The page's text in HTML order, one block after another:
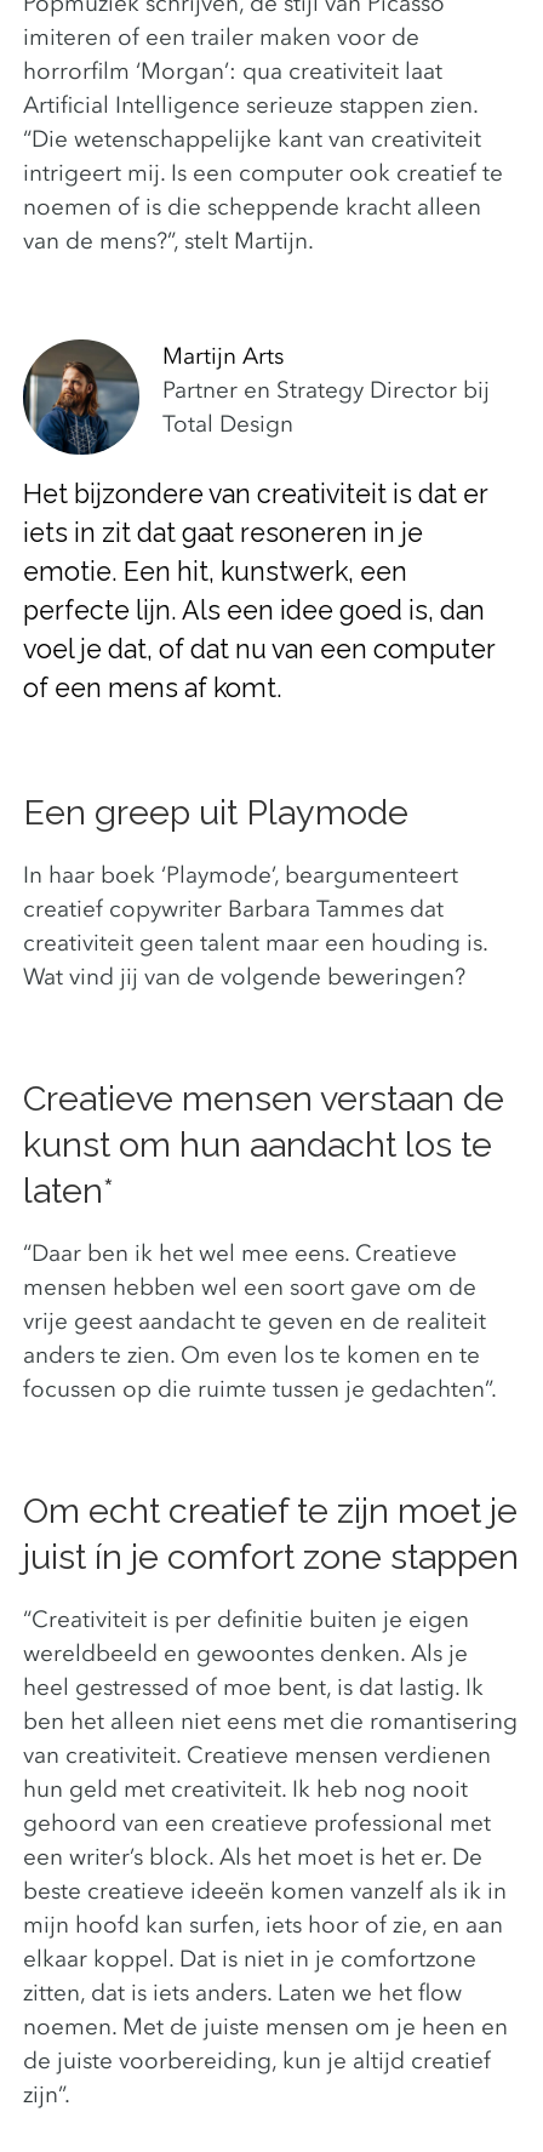
imiteren of een trailer maken voor de
horrorfilm ‘Morgan’: qua creativiteit laat
Artificial Intelligence serieuze stappen zien.
“Die wetenschappelijke kant van creativiteit
intrigeert mij. Is een computer ook creatief te
noemen of is die scheppende kracht alleen
van de mens?”, stelt Martijn.
Het bijzondere van creativiteit is dat er
iets in zit dat gaat resoneren in je
emotie. Een hit, kunstwerk, een
perfecte lijn. Als een idee goed is, dan
voel je dat, of dat nu van een computer
of een mens af komt.
Martijn Arts
Partner en Strategy Director bij
Total Design
Een greep uit Playmode
In haar boek ‘Playmode’, beargumenteert
creatief copywriter Barbara Tammes dat
creativiteit geen talent maar een houding is.
Wat vind jij van de volgende beweringen?
Creatieve mensen verstaan de
kunst om hun aandacht los te
laten*
“Daar ben ik het wel mee eens. Creatieve
mensen hebben wel een soort gave om de
vrije geest aandacht te geven en de realiteit
anders te zien. Om even los te komen en te
focussen op die ruimte tussen je gedachten”.
Om echt creatief te zijn moet je
juist ín je comfort zone stappen
“Creativiteit is per definitie buiten je eigen
wereldbeeld en gewoontes denken. Als je
heel gestressed of moe bent, is dat lastig. Ik
ben het alleen niet eens met die romantisering
van creativiteit. Creatieve mensen verdienen
hun geld met creativiteit. Ik heb nog nooit
gehoord van een creatieve professional met
een writer’s block. Als het moet is het er. De
beste creatieve ideeën komen vanzelf als ik in
mijn hoofd kan surfen, iets hoor of zie, en aan
elkaar koppel. Dat is niet in je comfortzone
zitten, dat is iets anders. Laten we het flow
noemen. Met de juiste mensen om je heen en
de juiste voorbereiding, kun je altijd creatief
zijn”.